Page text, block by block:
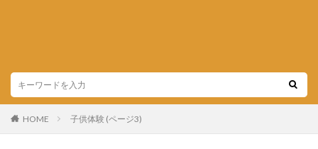
HOME 子供体験 (ページ3)